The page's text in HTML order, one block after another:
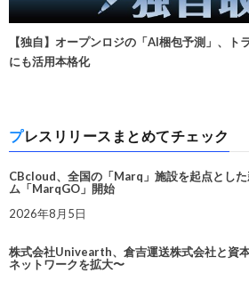
【独自】オープンロジの「AI梱包予測」、ト
にも活用本格化
プレスリリースまとめてチェック
CBcloud、全国の「Marq」施設を起点とし
ム「MarqGO」開始
2026年8月5日
株式会社Univearth、倉吉運送株式会社と資
ネットワークを拡大〜